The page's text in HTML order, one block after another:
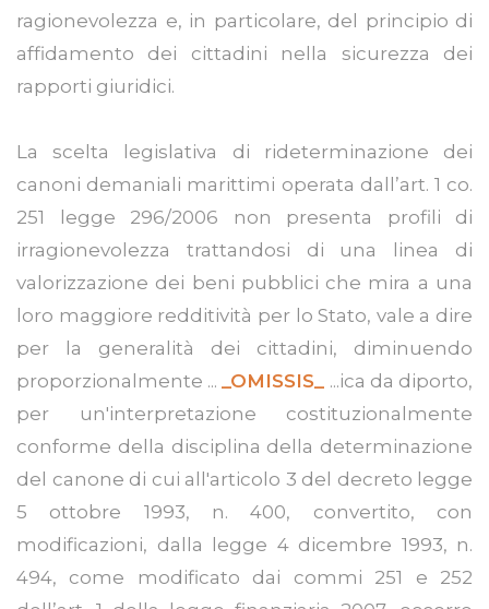
ragionevolezza e, in particolare, del principio di
affidamento dei cittadini nella sicurezza dei
rapporti giuridici.
La scelta legislativa di rideterminazione dei
canoni demaniali marittimi operata dall’art. 1 co.
251 legge 296/2006 non presenta profili di
irragionevolezza trattandosi di una linea di
valorizzazione dei beni pubblici che mira a una
loro maggiore redditività per lo Stato, vale a dire
per la generalità dei cittadini, diminuendo
proporzionalmente ...
_OMISSIS_
...ica da diporto,
per un'interpretazione costituzionalmente
conforme della disciplina della determinazione
del canone di cui all'articolo 3 del decreto legge
5 ottobre 1993, n. 400, convertito, con
modificazioni, dalla legge 4 dicembre 1993, n.
494, come modificato dai commi 251 e 252